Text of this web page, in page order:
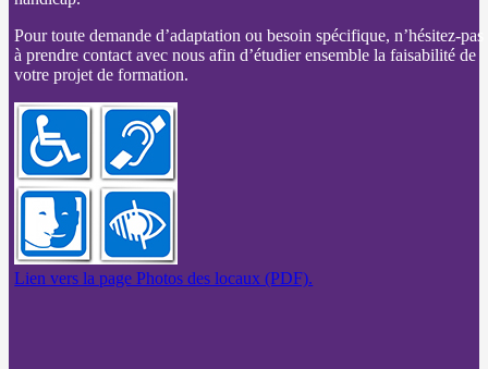
Pour toute demande d’adaptation ou besoin spécifique, n’hésitez-pas
à prendre contact avec nous afin d’étudier ensemble la faisabilité de
votre projet de formation.
Lien vers la page Photos des locaux (PDF).